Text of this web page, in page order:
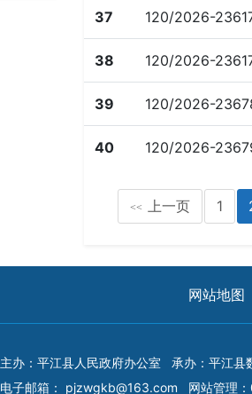
37 120/2026-
38 120/2026-
39 120/2026-
40 120/2026-
<< 上一页 1
网站地图
主办：平江县人民政府办公室 承办：平江县
电子邮箱： pjzwgkb@163.com 网站管理